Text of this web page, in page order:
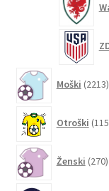
Moški 2213
Otroški
Ženski 270